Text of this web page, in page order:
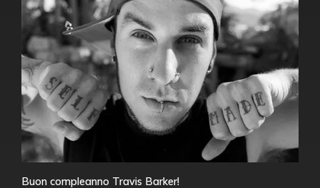
Buon compleanno Travis Barker!